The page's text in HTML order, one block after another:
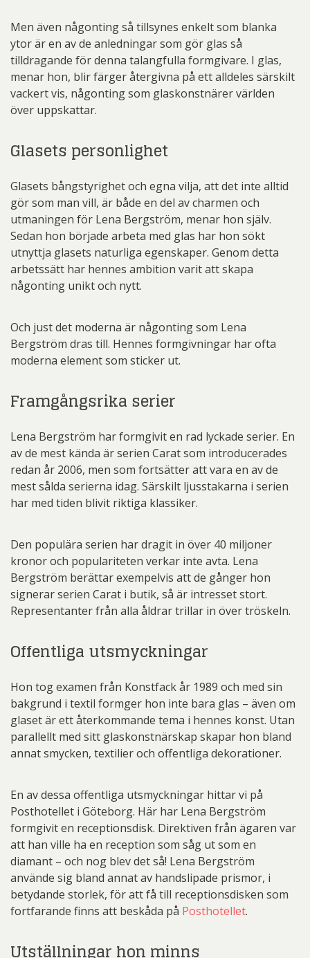
Men även någonting så tillsynes enkelt som blanka
ytor är en av de anledningar som gör glas så
tilldragande för denna talangfulla formgivare. I glas,
menar hon, blir färger återgivna på ett alldeles särskilt
vackert vis, någonting som glaskonstnärer världen
över uppskattar.
Glasets personlighet
Glasets bångstyrighet och egna vilja, att det inte alltid
gör som man vill, är både en del av charmen och
utmaningen för Lena Bergström, menar hon själv.
Sedan hon började arbeta med glas har hon sökt
utnyttja glasets naturliga egenskaper. Genom detta
arbetssätt har hennes ambition varit att skapa
någonting unikt och nytt.
Och just det moderna är någonting som Lena
Bergström dras till. Hennes formgivningar har ofta
moderna element som sticker ut.
Framgångsrika serier
Lena Bergström har formgivit en rad lyckade serier. En
av de mest kända är serien Carat som introducerades
redan år 2006, men som fortsätter att vara en av de
mest sålda serierna idag. Särskilt ljusstakarna i serien
har med tiden blivit riktiga klassiker.
Den populära serien har dragit in över 40 miljoner
kronor och populariteten verkar inte avta. Lena
Bergström berättar exempelvis att de gånger hon
signerar serien Carat i butik, så är intresset stort.
Representanter från alla åldrar trillar in över tröskeln.
Offentliga utsmyckningar
Hon tog examen från Konstfack år 1989 och med sin
bakgrund i textil formger hon inte bara glas – även om
glaset är ett återkommande tema i hennes konst. Utan
parallellt med sitt glaskonstnärskap skapar hon bland
annat smycken, textilier och offentliga dekorationer.
En av dessa offentliga utsmyckningar hittar vi på
Posthotellet i Göteborg. Här har Lena Bergström
formgivit en receptionsdisk. Direktiven från ägaren var
att han ville ha en reception som såg ut som en
diamant – och nog blev det så! Lena Bergström
använde sig bland annat av handslipade prismor, i
betydande storlek, för att få till receptionsdisken som
fortfarande finns att beskåda på Posthotellet.
Utställningar hon minns